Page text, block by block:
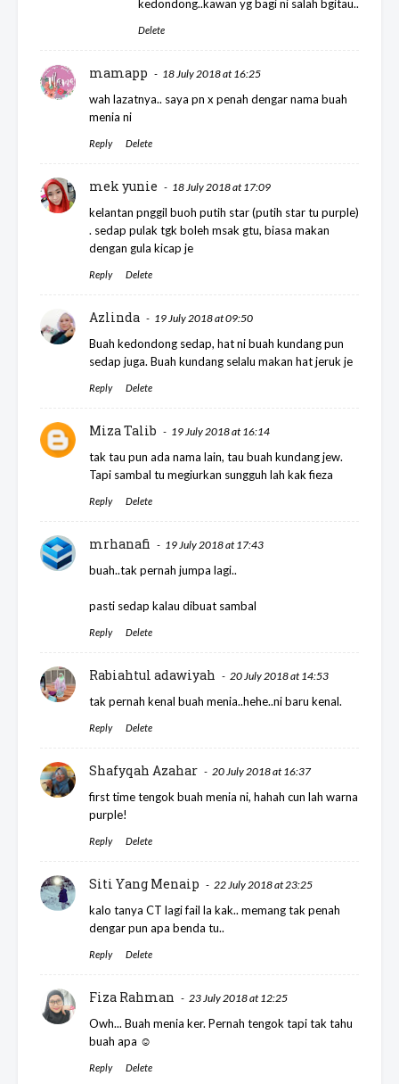
kedondong..kawan yg bagi ni salah bgitau..
Delete
mamapp 18 July 2018 at 16:25
wah lazatnya.. saya pn x penah dengar nama buah
menia ni
Reply Delete
mek yunie 18 July 2018 at 17:09
kelantan pnggil buoh putih star (putih star tu purple)
. sedap pulak tgk boleh msak gtu, biasa makan
dengan gula kicap je
Reply Delete
Azlinda 19 July 2018 at 09:50
Buah kedondong sedap, hat ni buah kundang pun
sedap juga. Buah kundang selalu makan hat jeruk je
Reply Delete
Miza Talib 19 July 2018 at 16:14
tak tau pun ada nama lain, tau buah kundang jew.
Tapi sambal tu megiurkan sungguh lah kak fieza
Reply Delete
mrhanafi 19 July 2018 at 17:43
buah..tak pernah jumpa lagi..
pasti sedap kalau dibuat sambal
Reply Delete
Rabiahtul adawiyah 20 July 2018 at 14:53
tak pernah kenal buah menia..hehe..ni baru kenal.
Reply Delete
Shafyqah Azahar 20 July 2018 at 16:37
first time tengok buah menia ni, hahah cun lah warna
purple!
Reply Delete
Siti Yang Menaip 22 July 2018 at 23:25
kalo tanya CT lagi fail la kak.. memang tak penah
dengar pun apa benda tu..
Reply Delete
Fiza Rahman 23 July 2018 at 12:25
Owh... Buah menia ker. Pernah tengok tapi tak tahu
buah apa ☺
Reply Delete